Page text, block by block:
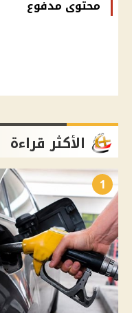
محتوى مدفوع
الأكثر قراءة
1